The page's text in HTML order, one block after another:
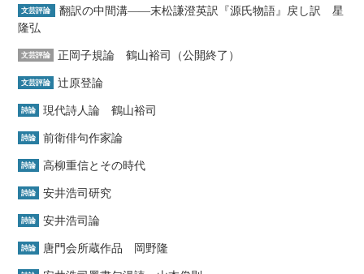
文芸評論
翻訳の中間溝――末松謙澄英訳『源氏物語』戻し訳 星
隆弘
文芸評論 正岡子規論 鶴山裕司（公開終了）
文芸評論 辻原登論
詩論 現代詩人論 鶴山裕司
詩論 前衛俳句作家論
詩論 高柳重信とその時代
詩論 安井浩司研究
詩論 安井浩司論
詩論 唐門会所蔵作品 岡野隆